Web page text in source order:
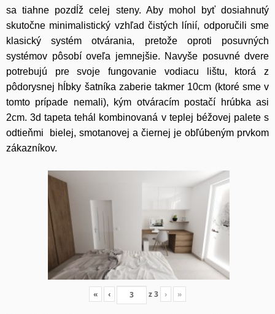
sa tiahne pozdĺž celej steny. Aby mohol byť dosiahnutý
skutočne minimalistický vzhľad čistých línií, odporučili sme
klasický systém otvárania, pretože oproti posuvných
systémov pôsobí oveľa jemnejšie. Navyše posuvné dvere
potrebujú pre svoje fungovanie vodiacu lištu, ktorá z
pôdorysnej hĺbky šatníka zaberie takmer 10cm (ktoré sme v
tomto prípade nemali), kým otváracím postačí hrúbka asi
2cm. 3d tapeta tehál kombinovaná v teplej béžovej palete s
odtieňmi bielej, smotanovej a čiernej je obľúbeným prvkom
zákazníkov.
« ‹ z3 › »